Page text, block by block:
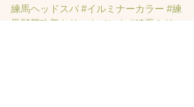
練馬ヘッドスパ #イルミナーカラー #練
馬髪質改善トリートメント
#練馬トリ